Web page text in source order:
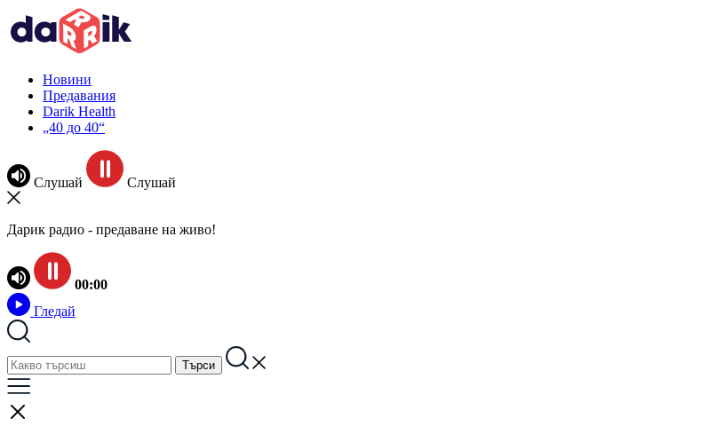
Новини
Предавания
Darik Health
„40 до 40“
Слушай Слушай
Дарик радио - предаване на живо!
00:00
Гледай